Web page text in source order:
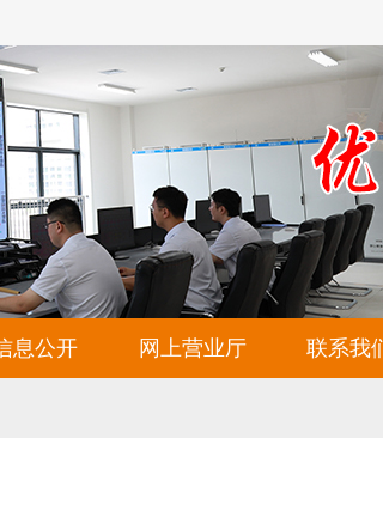
息公开 网上营业厅 联系我